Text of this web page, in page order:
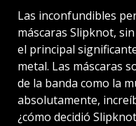
Las inconfundibles
máscaras Slipknot,
el principal
metal. Las máscaras
de la banda como la
absolutamente,
¿cómo decidió